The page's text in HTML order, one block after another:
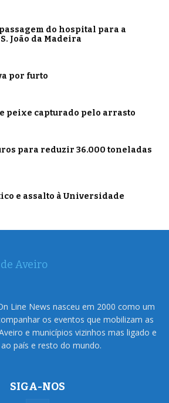
do hospital para a
João da Madeira
por furto
peixe capturado pelo arrasto
para reduzir 36.000 toneladas
e assalto à Universidade
Line News nasceu em 2000 como um
os eventos que mobilizam as
e municípios vizinhos mas ligado e
país e resto do mundo.
SIGA-NOS